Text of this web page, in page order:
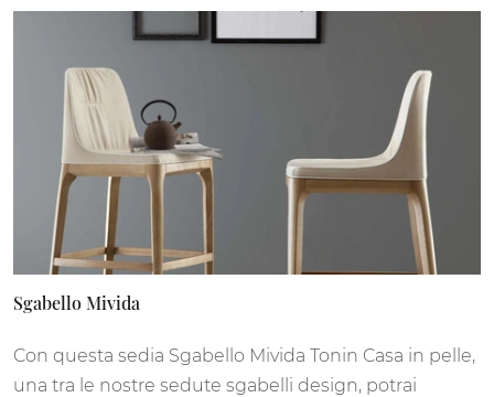
Sgabello Mivida
Con questa sedia Sgabello Mivida Tonin Casa in pelle,
una tra le nostre sedute sgabelli design, potrai